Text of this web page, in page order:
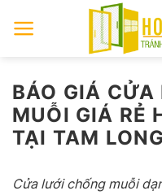
BÁO GIÁ CỬA
MUỖI GIÁ RẺ
TẠI TAM
Cửa lưới chống muỗi